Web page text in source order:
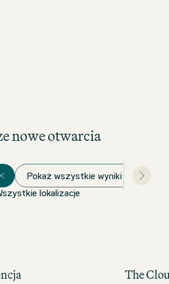
nowe otwarcia
Pokaż wszystkie wyniki
lokalizacje
The